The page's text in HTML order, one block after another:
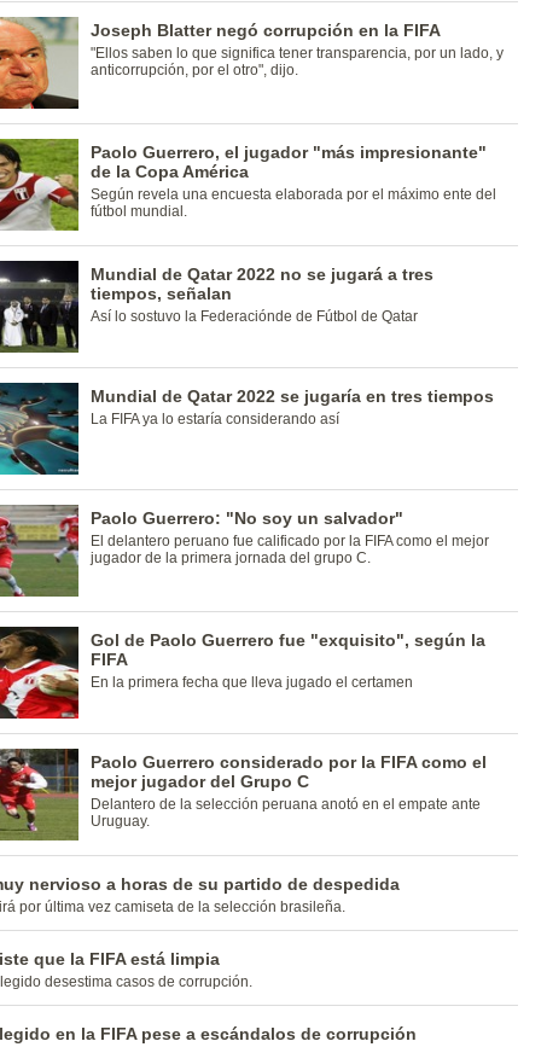
Joseph Blatter negó corrupción en la FIFA
"Ellos saben lo que significa tener transparencia, por un lado, y
anticorrupción, por el otro", dijo.
Paolo Guerrero, el jugador "más impresionante"
de la Copa América
Según revela una encuesta elaborada por el máximo ente del
fútbol mundial.
Mundial de Qatar 2022 no se jugará a tres
tiempos, señalan
Así lo sostuvo la Federaciónde de Fútbol de Qatar
Mundial de Qatar 2022 se jugaría en tres tiempos
La FIFA ya lo estaría considerando así
Paolo Guerrero: "No soy un salvador"
El delantero peruano fue calificado por la FIFA como el mejor
jugador de la primera jornada del grupo C.
Gol de Paolo Guerrero fue "exquisito", según la
FIFA
En la primera fecha que lleva jugado el certamen
Paolo Guerrero considerado por la FIFA como el
mejor jugador del Grupo C
Delantero de la selección peruana anotó en el empate ante
Uruguay.
nervioso a horas de su partido de despedida
por última vez camiseta de la selección brasileña.
que la FIFA está limpia
desestima casos de corrupción.
en la FIFA pese a escándalos de corrupción